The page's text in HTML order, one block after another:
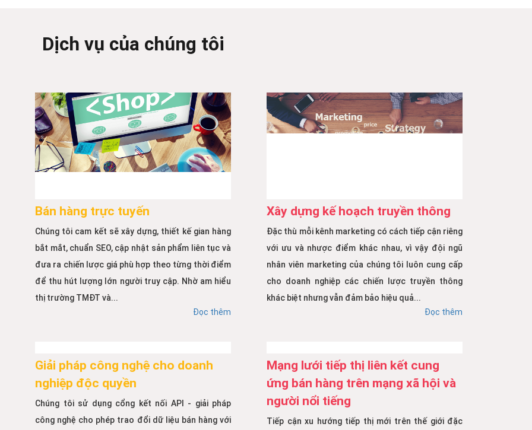
Dịch vụ của chúng tôi
Bán hàng trực tuyến
Chúng tôi cam kết sẽ xây dựng, thiết kế gian hàng
bắt mắt, chuẩn SEO, cập nhật sản phẩm liên tục và
đưa ra chiến lược giá phù hợp theo từng thời điểm
để thu hút lượng lớn người truy cập. Nhờ am hiểu
thị trường TMĐT và...
Đọc thêm
Xây dựng kế hoạch truyền thông
Đặc thù mỗi kênh marketing có cách tiếp cận riêng
với ưu và nhược điểm khác nhau, vì vậy đội ngũ
nhân viên marketing của chúng tôi luôn cung cấp
cho doanh nghiệp các chiến lược truyền thông
khác biệt nhưng vẫn đảm bảo hiệu quả...
Đọc thêm
Giải pháp công nghệ cho doanh
nghiệp độc quyền
Chúng tôi sử dụng cổng kết nối API - giải pháp
công nghệ cho phép trao đổi dữ liệu bán hàng với
Mạng lưới tiếp thị liên kết cung
ứng bán hàng trên mạng xã hội và
người nổi tiếng
Tiếp cận xu hướng tiếp thị mới trên thế giới đặc